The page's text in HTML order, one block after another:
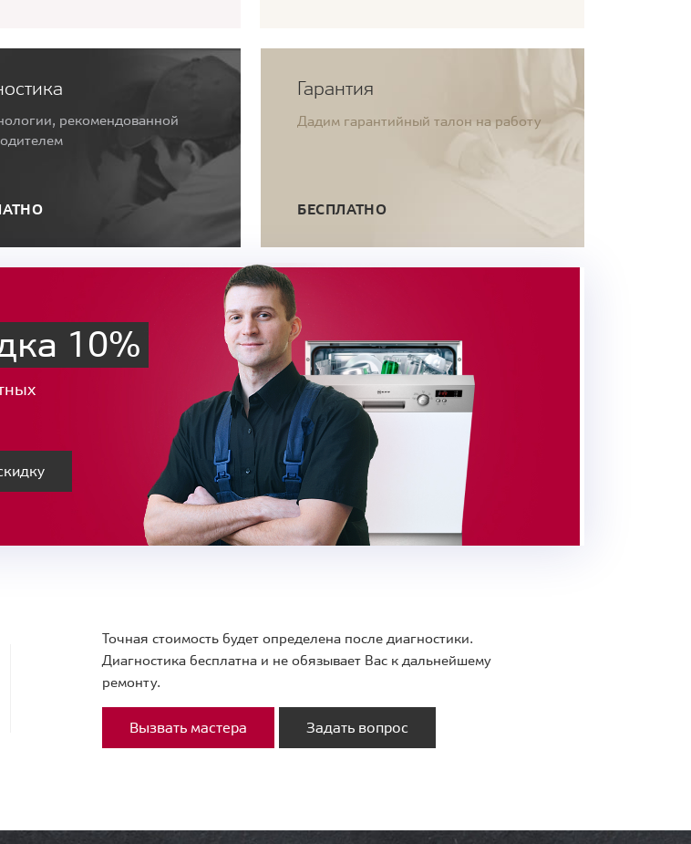
рекомендованной
Гарантия
Дадим гарантийный талон на работу
БЕСПЛАТНО
10%
Точная стоимость будет определена после диагностики.
Диагностика бесплатна и не обязывает Вас к дальнейшему
ремонту.
Вызвать мастера Задать вопрос